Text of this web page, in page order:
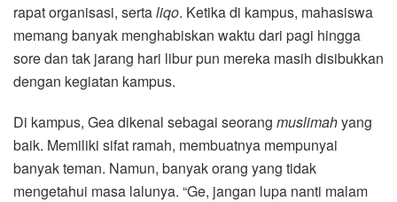
rapat organisasi, sertaliqo. Ketika di kampus, mahasiswa
memang banyak menghabiskan waktu dari pagi hingga
sore dan tak jarang hari libur pun mereka masih disibukkan
dengan kegiatan kampus.
Di kampus, Gea dikenal sebagai seorang muslimahyang
baik. Memiliki sifat ramah, membuatnya mempunyai
banyak teman. Namun, banyak orang yang tidak
mengetahui masa lalunya. “Ge, jangan lupa nanti malam